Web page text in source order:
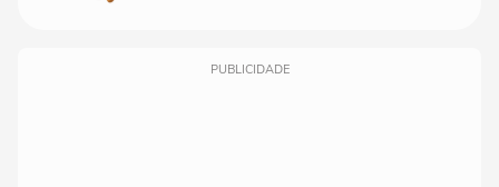
PUBLICIDADE